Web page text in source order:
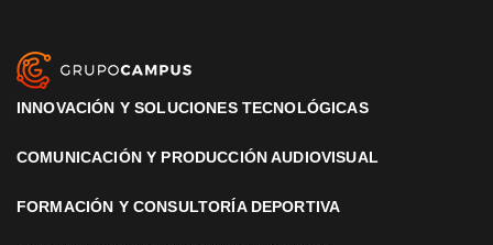
INNOVACIÓN Y SOLUCIONES TECNOLÓGICAS
COMUNICACIÓN Y PRODUCCIÓN AUDIOVISUAL
FORMACIÓN Y CONSULTORÍA DEPORTIVA